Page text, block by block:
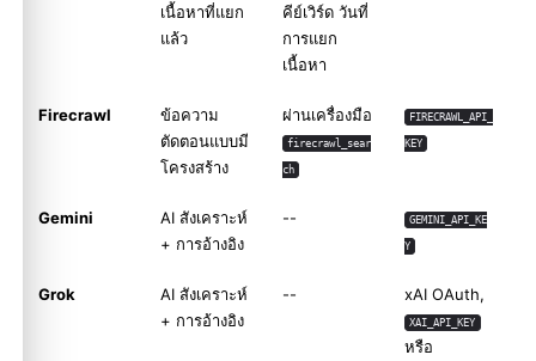
เนื้อหาที่แยก
แล้ว
คีย์เวิร์ด วันที่
การแยก
เนื้อหา
Firecrawl
ข้อความ
ตัดตอนแบบมี
โครงสร้าง
ผ่านเครื่องมือ
firecrawl_sear
ch
FIRECRAWL_API_
KEY
Gemini
AI สังเคราะห์
+ การอ้างอิง
-- GEMINI_API_KE
Y
Grok
AI สังเคราะห์
+ การอ้างอิง
-- xAI OAuth,
XAI_API_KEY
หรือ